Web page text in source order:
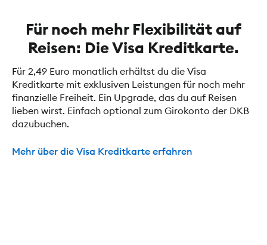
Für noch mehr Flexibilität auf
Reisen: Die Visa Kreditkarte.
Für 2,49 Euro monatlich erhältst du die Visa
Kreditkarte mit exklusiven Leistungen für noch mehr
finanzielle Freiheit. Ein Upgrade, das du auf Reisen
lieben wirst. Einfach optional zum Girokonto der DKB
dazubuchen.
Mehr über die Visa Kreditkarte erfahren